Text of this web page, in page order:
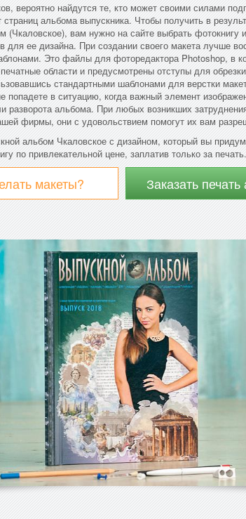
вероятно найдутся те, кто может своими силами
альбома выпускника. Чтобы получить в
(Чкаловское), вам нужно на сайте выбрать фотокнигу
для ее дизайна. При создании своего макета лучше
Это файлы для фоторедактора Photoshop, в
области и предусмотрены отступы для
стандартными шаблонами для верстки
попадете в ситуацию, когда важный элемент
разворота альбома. При любых возникших
фирмы, они с удовольствием помогут их вам
альбом Чкаловское с дизайном, который вы
по привлекательной цене, заплатив только за печать.
макеты? Заказать